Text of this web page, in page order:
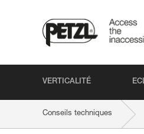
VERTICALITÉ
Conseils techniques